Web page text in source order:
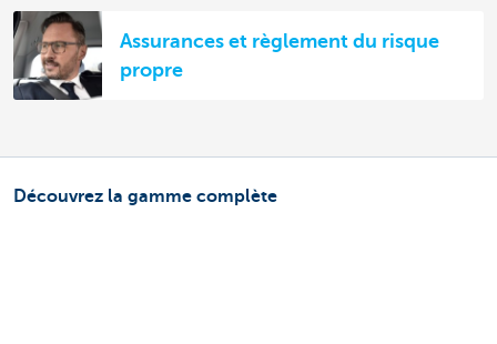
Assurances et règlement du risque
propre
Découvrez la gamme complète